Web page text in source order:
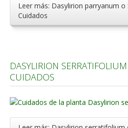
Leer más: Dasylirion parryanum
Cuidados
DASYLIRION
CUIDADOS